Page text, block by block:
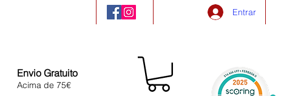
Entrar
Envio Gratuito
Acima de 75€